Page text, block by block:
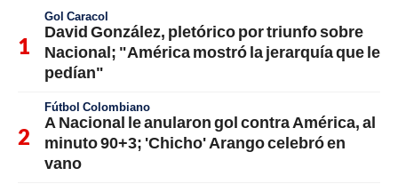
Gol Caracol
David González, pletórico por triunfo sobre
Nacional; "América mostró la jerarquía que le
pedían"
Fútbol Colombiano
A Nacional le anularon gol contra América, al
minuto 90+3; 'Chicho' Arango celebró en
vano